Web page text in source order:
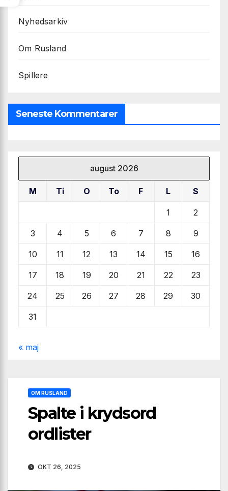
Nyhedsarkiv
Om Rusland
Spillere
Seneste Kommentarer
august 2026
M Ti O To F L S
1 2
3 4 5 6 7 8 9
10 11 12 13 14 15 16
17 18 19 20 21 22 23
24 25 26 27 28 29 30
31
« maj
OM RUSLAND
Spalte i krydsord
ordlister
OKT 26, 2025